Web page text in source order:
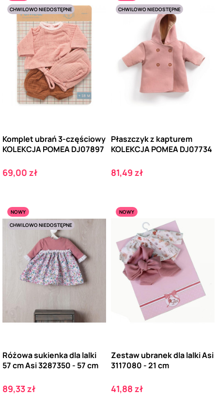
CHWILOWO NIEDOSTĘPNE
Komplet ubrań 3-częściowy
KOLEKCJA POMEA DJ07897
Cena
69,00 zł
CHWILOWO NIEDOSTĘPNE
Płaszczyk z kapturem
KOLEKCJA POMEA DJ07734
Cena
81,49 zł
NOWY
CHWILOWO NIEDOSTĘPNE
Różowa sukienka dla lalki
57 cm Asi 3287350 - 57 cm
Cena
89,33 zł
NOWY
Zestaw ubranek dla lalki Asi
3117080 - 21 cm
Cena
41,88 zł